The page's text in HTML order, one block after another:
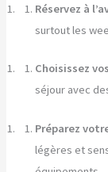
Réservez à
surtout les
Choisissez
séjour avec
Préparez
légères et